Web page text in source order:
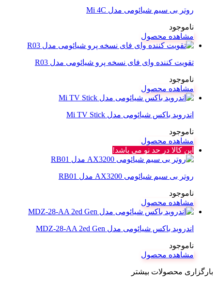
روتر بی‌ سیم شیائومی مدل Mi 4C
ناموجود
مشاهده محصول
تقویت کننده وای فای نسخه پرو شیائومی مدل R03
ناموجود
مشاهده محصول
اندروید باکس شیائومی مدل Mi TV Stick
ناموجود
مشاهده محصول
این کالا در حد نو می باشد!
روتر بی سیم شیائومی AX3200 مدل RB01
ناموجود
مشاهده محصول
اندروید باکس شیائومی مدل MDZ-28-AA 2ed Gen
ناموجود
مشاهده محصول
بارگزاری محصولات بیشتر